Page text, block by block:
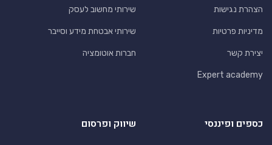
הצהרת נגישות
מדיניות פרטיות
יצירת קשר
Expert academy
שירותי מחשוב לעסק
שירותי אבטחת מידע וסייבר
חברות אוטומציה
כספים ופיננסי שיווק ופרסום